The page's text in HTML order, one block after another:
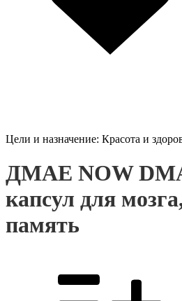
Цели и назначение: Красота и
ДМАЕ NOW
капсул для
память